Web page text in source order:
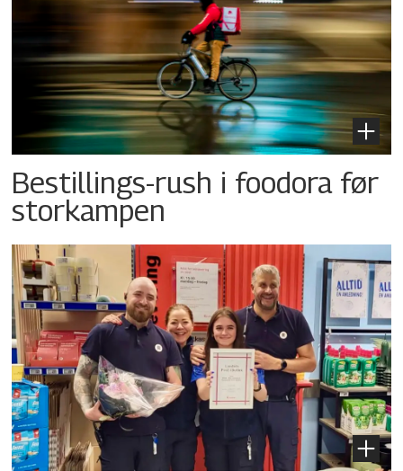
Bestillings-rush i foodora før
storkampen